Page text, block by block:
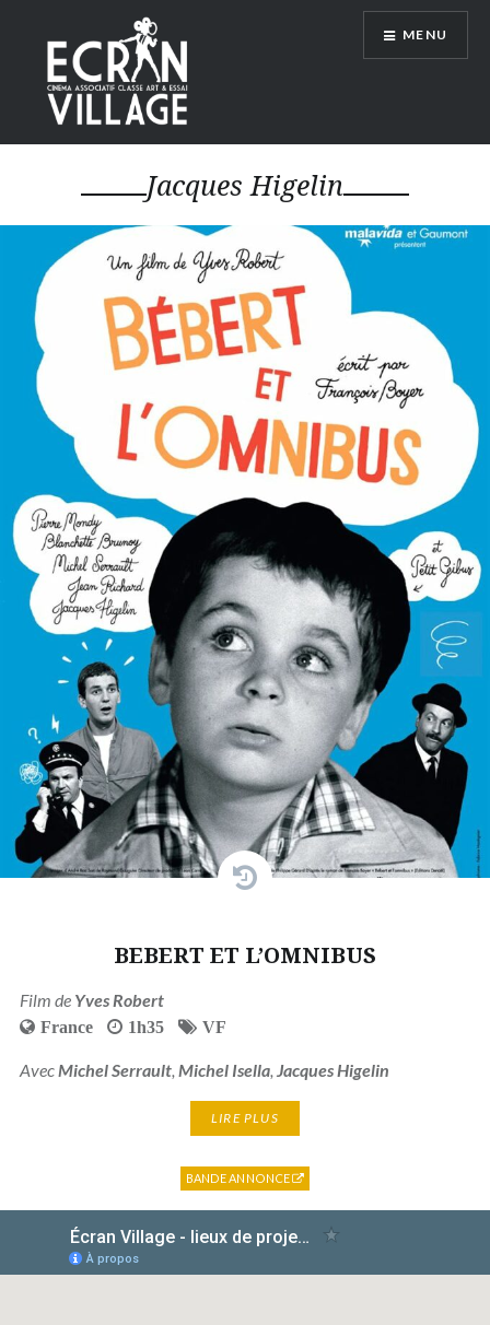
contenu
principal
ÉCRAN VILLAGE
MENU
Jacques Higelin
BEBERT ET L’OMNIBUS
Film de Yves Robert
France 1h35 VF
Avec Michel Serrault, Michel Isella, Jacques Higelin
LIRE PLUS
BANDE ANNONCE